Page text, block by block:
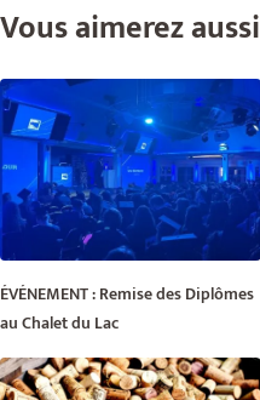
Vous aimerez aussi
ÉVÉNEMENT : Remise des Diplômes
au Chalet du Lac